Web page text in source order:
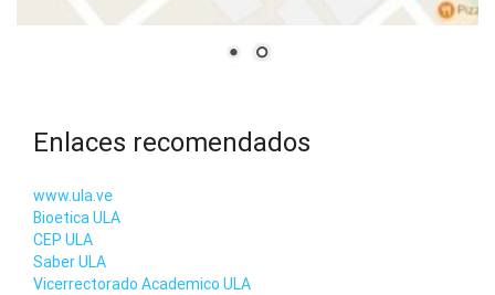
Enlaces recomendados
www.ula.ve
Bioetica ULA
CEP ULA
Saber ULA
Vicerrectorado Academico ULA